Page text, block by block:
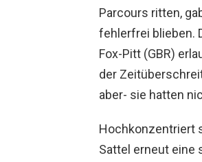
Parcours ritten,
fehlerfrei blieben.
Fox-Pitt (GBR)
der
aber- sie hatten
Hochkonzentriert
Sattel erneut eine